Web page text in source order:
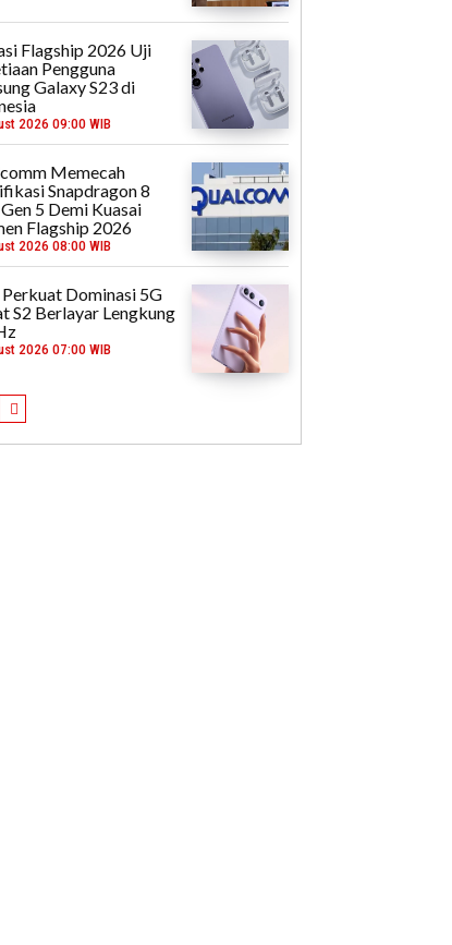
Flagship 2026 Uji
Pengguna
Galaxy S23 di
2026 09:00 WIB
Memecah
Snapdragon 8
5 Demi Kuasai
Flagship 2026
2026 08:00 WIB
Dominasi 5G
S2 Berlayar Lengkung
2026 07:00 WIB